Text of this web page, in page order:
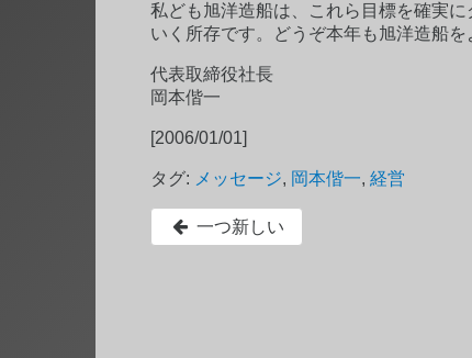
私ども旭洋造船は、これら目標を確実
いく所存です。どうぞ本年も旭洋造船を
代表取締役社長
岡本偕一
[2006/01/01]
タグ: メッセージ, 岡本偕一,経営
一つ新しい